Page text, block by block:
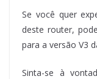
Se você quer
deste router,
para a versão V3
Sinta-se à